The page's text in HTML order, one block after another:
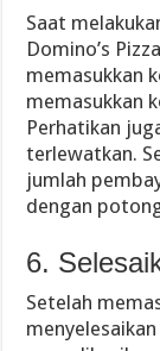
Saat
Domino’s
memasukkan
memasukkan
Perhatikan
terlewatkan.
jumlah
dengan
6.
Setelah